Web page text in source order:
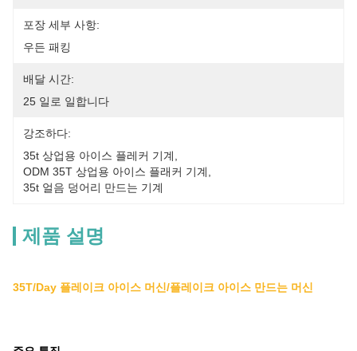
포장 세부 사항:
우든 패킹
배달 시간:
25 일로 일합니다
강조하다:
35t 상업용 아이스 플레커 기계
ODM 35T 상업용 아이스 플래커 기계
35t 얼음 덩어리 만드는 기계
제품 설명
35T/Day 플레이크 아이스 머신/플레이크 아이스 만드는 머신